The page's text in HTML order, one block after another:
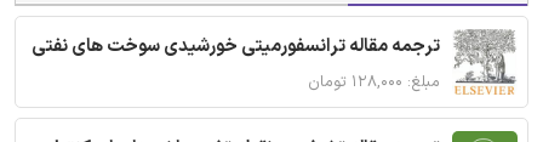
ترجمه مقاله ترانسفورمیتی خورشیدی سوخت های نفتی
مبلغ: ۱۲۸,۰۰۰ تومان